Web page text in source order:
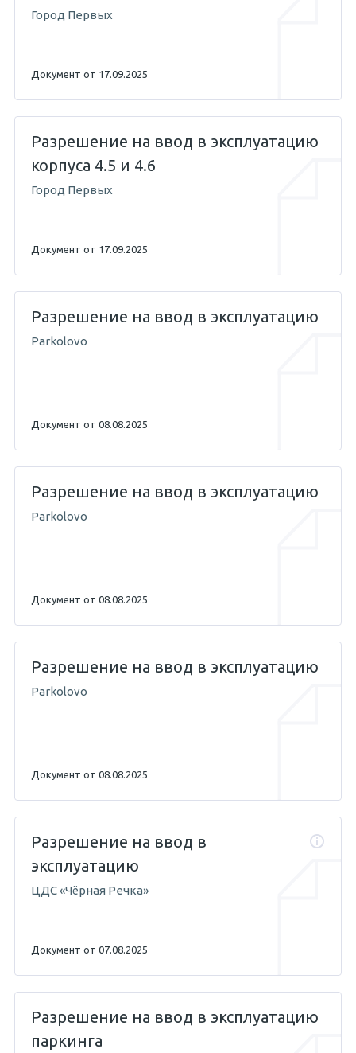
Город Первых
Документ от 17.09.2025
Разрешение на ввод в эксплуатацию
корпуса 4.5 и 4.6
Город Первых
Документ от 17.09.2025
Разрешение на ввод в эксплуатацию
Parkolovo
Документ от 08.08.2025
Разрешение на ввод в эксплуатацию
Parkolovo
Документ от 08.08.2025
Разрешение на ввод в эксплуатацию
Parkolovo
Документ от 08.08.2025
Разрешение на ввод в
эксплуатацию
ЦДС «Чёрная Речка»
Документ от 07.08.2025
Разрешение на ввод в эксплуатацию
паркинга